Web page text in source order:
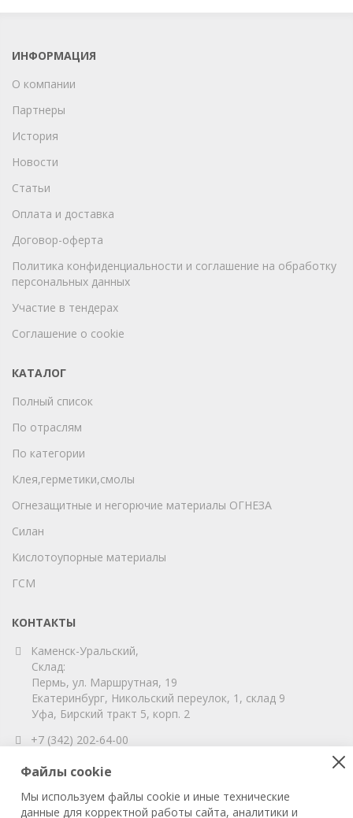
ИНФОРМАЦИЯ
О компании
Партнеры
История
Новости
Статьи
Оплата и доставка
Договор-оферта
Политика конфиденциальности и соглашение на обработку
персональных данных
Участие в тендерах
Соглашение о cookie
КАТАЛОГ
Полный список
По отраслям
По категории
Клея,герметики,смолы
Огнезащитные и негорючие материалы ОГНЕЗА
Силан
Кислотоупорные материалы
ГСМ
КОНТАКТЫ
Каменск-Уральский,
Склад:
Пермь, ул. Маршрутная, 19
Екатеринбург, Никольский переулок, 1, склад 9
Уфа, Бирский тракт 5, корп. 2
+7 (342) 202-64-00
info@vitahim-perm.ru
ООО «ВитаХим Пермь»
ОГРН: 1115905003059
Файлы cookie
Мы используем файлы cookie и иные технические
данные для корректной работы сайта, аналитики и